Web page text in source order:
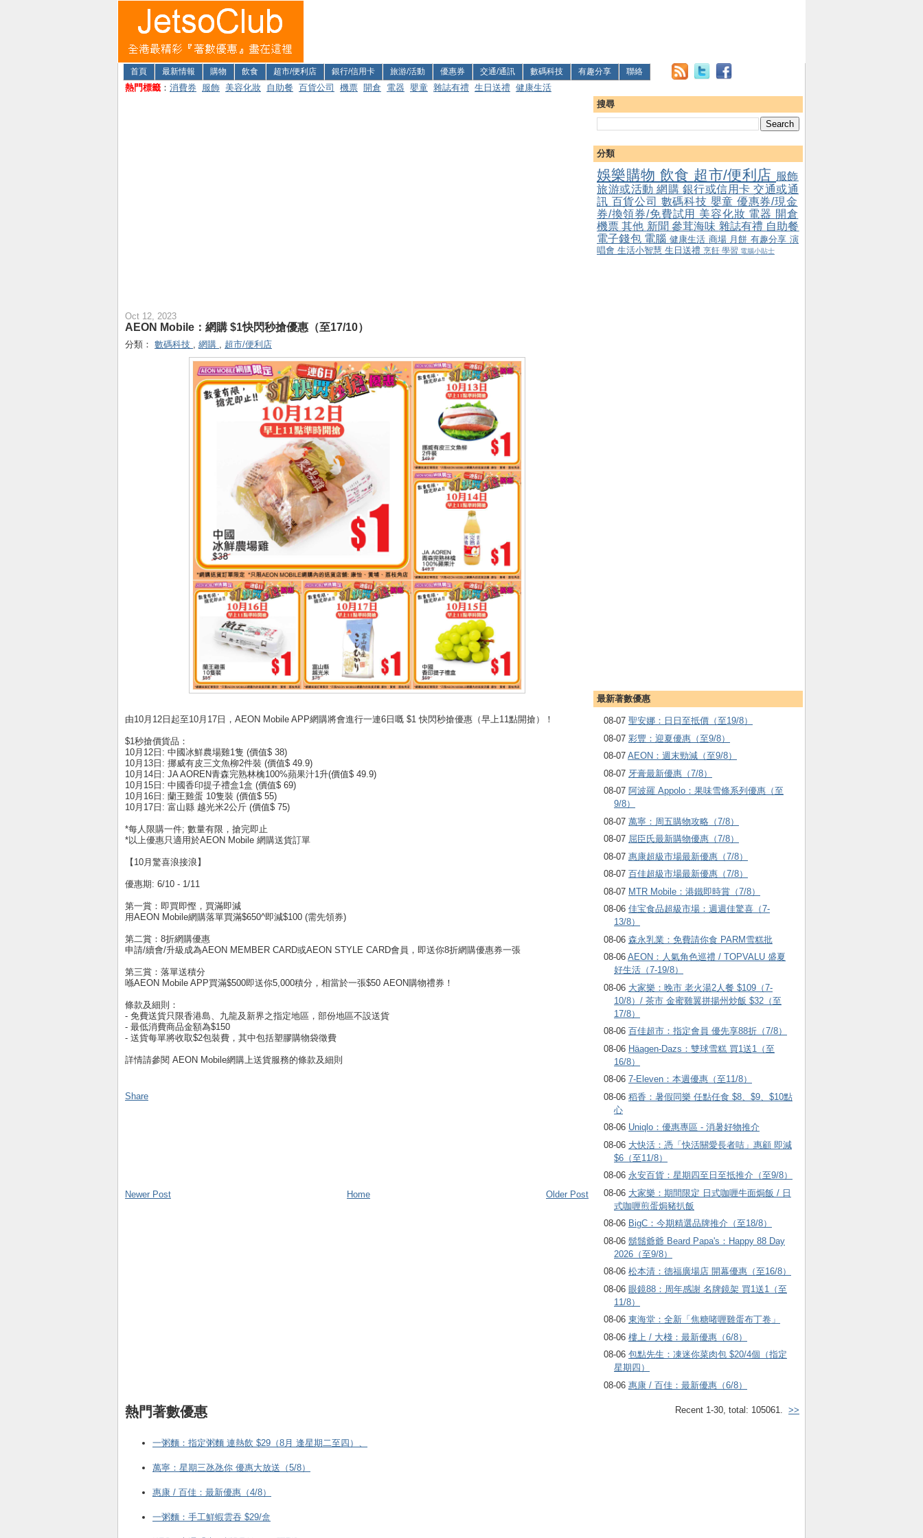
首頁 最新情報 購物 飲食 超市/便利店 銀行/信用卡 旅游/活動 優惠券 交通/通訊 數碼科技 有趣分享 聯絡
熱門標籤 ： 消費券 服飾 美容化妝 自助餐 百貨公司 機票 開倉 電器 嬰童 雜誌有禮 生日送禮 健康生活
搜尋
分類
娛樂購物 飲食 超市/便利店 服飾
旅游或活動 網購 銀行或信用卡 交通或通
訊 百貨公司 數碼科技 嬰童 優惠券/現金
券/換領券/免費試用 美容化妝 電器 開倉
機票其他 新聞參茸海味 雜誌有禮 自助餐
電子錢包 電腦 健康生活 商場 月餅 有趣分享 演
唱會 生活小智慧 生日送禮 烹飪 學習 電腦小貼士
最新著數優惠
08-07 聖安娜：日日至抵價（至19/8）
08-07 彩豐：迎夏優惠（至9/8）
08-07 AEON：週末勁減（至9/8）
08-07 牙膏最新優惠（7/8）
08-07 阿波羅 Appolo：果味雪條系列優惠（至
9/8）
08-07 萬寧：周五購物攻略（7/8）
08-07 屈臣氏最新購物優惠（7/8）
08-07 惠康超級市場最新優惠（7/8）
08-07 百佳超級市場最新優惠（7/8）
08-07 MTR Mobile：港鐵即時賞（7/8）
08-06 佳宝食品超級市場：週週佳驚喜（7-
13/8）
08-06 森永乳業：免費請你食 PARM雪糕批
08-06 AEON：人氣角色巡禮 / TOPVALU 盛夏
好生活（7-19/8）
08-06 大家樂：晚市 老火湯2人餐 $109（7-
10/8）/ 茶市 金蜜雞翼拼揚州炒飯 $32（至
17/8）
08-06 百佳超市：指定會員 優先享88折（7/8）
08-06 Häagen-Dazs ：雙球雪糕 買1送1（至
16/8）
08-06 7-Eleven：本週優惠（至11/8）
08-06 稻香：暑假同樂 任點任食 $8、$9、$10點
心
08-06 Uniqlo：優惠專區 - 消暑好物推介
08-06 大快活：憑「快活關愛長者咭」惠顧 即減
$6（至11/8）
08-06 永安百貨：星期四至日至抵推介（至9/8）
08-06 大家樂：期間限定 日式咖喱牛面焗飯 / 日
式咖喱煎蛋焗豬扒飯
08-06 BigC：今期精選品牌推介（至18/8）
08-06 鬍鬚爺爺 Beard Papa's：Happy 88 Day
2026（至9/8）
08-06 松本清：德福廣場店 開幕優惠（至16/8）
08-06 眼鏡88：周年感謝 名牌鏡架 買1送1（至
11/8）
08-06 東海堂：全新「焦糖啫喱雞蛋布丁卷」
08-06 樓上 / 大棧：最新優惠（6/8）
08-06 包點先生：凍迷你菜肉包 $20/4個（指定
星期四）
08-06 惠康 / 百佳：最新優惠（6/8）
Recent 1-30, total: 105061. >>
Oct 12, 2023
AEON Mobile：網購 $1快閃秒搶優惠（至17/10）
分類： 數碼科技 , 網購 , 超市/便利店
由10月12日起至10月17日，AEON Mobile APP網購將會進行一連6日嘅 $1 快閃秒搶優惠（早上11點開搶）！
$1秒搶價貨品：
10月12日: 中國冰鮮農場雞1隻 (價值$ 38)
10月13日: 挪威有皮三文魚柳2件裝 (價值$ 49.9)
10月14日: JA AOREN青森完熟林檎100%蘋果汁1升(價值$ 49.9)
10月15日: 中國香印提子禮盒1盒 (價值$ 69)
10月16日: 蘭王雞蛋 10隻裝 (價值$ 55)
10月17日: 富山縣 越光米2公斤 (價值$ 75)
*每人限購一件; 數量有限，搶完即止
*以上優惠只適用於AEON Mobile 網購送貨訂單
【10月驚喜浪接浪】
優惠期: 6/10 - 1/11
第一賞：即買即慳，買滿即減
用AEON Mobile網購落單買滿$650^即減$100 (需先領券)
第二賞：8折網購優惠
申請/續會/升級成為AEON MEMBER CARD或AEON STYLE CARD會員，即送你8折網購優惠券一張
第三賞：落單送積分
喺AEON Mobile APP買滿$500即送你5,000積分，相當於一張$50 AEON購物禮券！
條款及細則：
- 免費送貨只限香港島、九龍及新界之指定地區，部份地區不設送貨
- 最低消費商品金額為$150
- 送貨每單將收取$2包裝費，其中包括塑膠購物袋徵費
詳情請參閱 AEON Mobile網購上送貨服務的條款及細則
Share
Newer Post Older Post
Home
熱門著數優惠
一粥麵：指定粥麵 連熱飲 $29（8月 逢星期二至四）、
萬寧：星期三氹氹你 優惠大放送（5/8）
惠康 / 百佳：最新優惠（4/8）
一粥麵：手工鮮蝦雲吞 $29/盒